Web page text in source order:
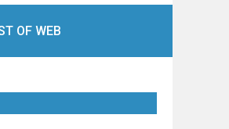
OF WEB